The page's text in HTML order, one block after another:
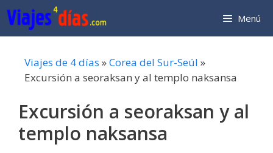
Saltar
al
contenido
Menú
Viajes de 4 días »Corea del Sur-Seúl »
Excursión a seoraksan y al templo naksansa
Excursión a seoraksan y al
templo naksansa